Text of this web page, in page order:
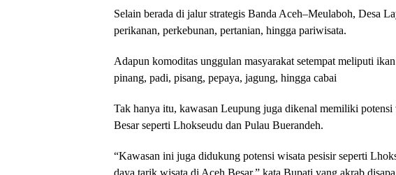
Selain berada di jalur strategis Banda Aceh–Meulaboh, Desa
perikanan, perkebunan, pertanian, hingga pariwisata.
Adapun komoditas unggulan masyarakat setempat meliputi
pinang, padi, pisang, pepaya, jagung, hingga cabai
Tak hanya itu, kawasan Leupung juga dikenal memiliki
Besar seperti Lhokseudu dan Pulau Buerandeh.
“Kawasan ini juga didukung potensi wisata pesisir seperti
daya tarik wisata di Aceh Besar,” kata Bupati yang akrab